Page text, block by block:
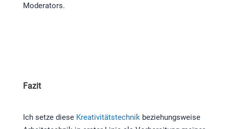
Moderators.
Fazit
Ich setze diese Kreativitätstechnikbeziehungsweise